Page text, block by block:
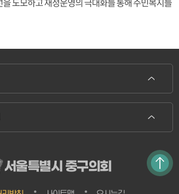
서울특별시 중구의회